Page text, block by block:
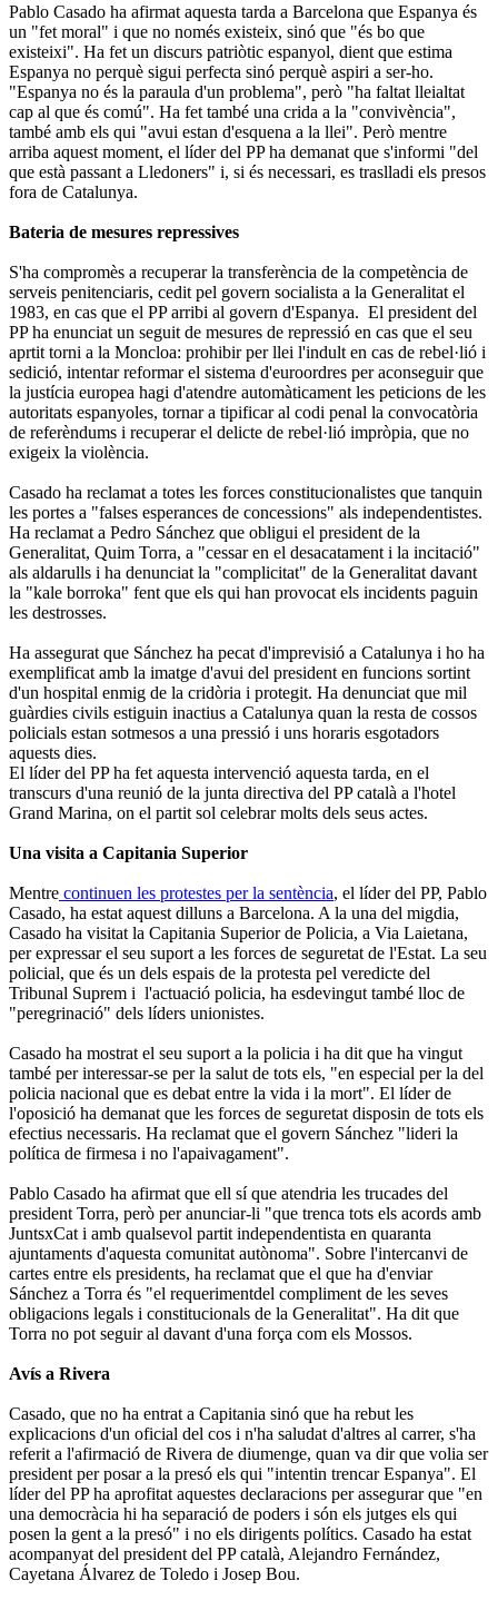
Pablo Casado ha afirmat aquesta tarda a Barcelona que Espanya és
un "fet moral" i que no només existeix, sinó que "és bo que
existeixi". Ha fet un discurs patriòtic espanyol, dient que estima
Espanya no perquè sigui perfecta sinó perquè aspiri a ser-ho.
"Espanya no és la paraula d'un problema", però "ha faltat lleialtat
cap al que és comú". Ha fet també una crida a la "convivència",
també amb els qui "avui estan d'esquena a la llei". Però mentre
arriba aquest moment, el líder del PP ha demanat que s'informi "del
que està passant a Lledoners" i, si és necessari, es traslladi els presos
fora de Catalunya.
Bateria de mesures repressives
S'ha compromès a recuperar la transferència de la competència de
serveis penitenciaris, cedit pel govern socialista a la Generalitat el
1983, en cas que el PP arribi al govern d'Espanya. El president del
PP ha enunciat un seguit de mesures de repressió en cas que el seu
aprtit torni a la Moncloa: prohibir per llei l'indult en cas de rebel·lió i
sedició, intentar reformar el sistema d'euroordres per aconseguir que
la justícia europea hagi d'atendre automàticament les peticions de les
autoritats espanyoles, tornar a tipificar al codi penal la convocatòria
de referèndums i recuperar el delicte de rebel·lió impròpia, que no
exigeix la violència.
Casado ha reclamat a totes les forces constitucionalistes que tanquin
les portes a "falses esperances de concessions" als independentistes.
Ha reclamat a Pedro Sánchez que obligui el president de la
Generalitat, Quim Torra, a "cessar en el desacatament i la incitació"
als aldarulls i ha denunciat la "complicitat" de la Generalitat davant
la "kale borroka" fent que els qui han provocat els incidents paguin
les destrosses.
Ha assegurat que Sánchez ha pecat d'imprevisió a Catalunya i ho ha
exemplificat amb la imatge d'avui del president en funcions sortint
d'un hospital enmig de la cridòria i protegit. Ha denunciat que mil
guàrdies civils estiguin inactius a Catalunya quan la resta de cossos
policials estan sotmesos a una pressió i uns horaris esgotadors
aquests dies.
El líder del PP ha fet aquesta intervenció aquesta tarda, en el
transcurs d'una reunió de la junta directiva del PP català a l'hotel
Grand Marina, on el partit sol celebrar molts dels seus actes.
Una visita a Capitania Superior
Mentre continuen les protestes per la sentència, el líder del PP, Pablo
Casado, ha estat aquest dilluns a Barcelona. A la una del migdia,
Casado ha visitat la Capitania Superior de Policia, a Via Laietana,
per expressar el seu suport a les forces de seguretat de l'Estat. La seu
policial, que és un dels espais de la protesta pel veredicte del
Tribunal Suprem i l'actuació policia, ha esdevingut també lloc de
"peregrinació" dels líders unionistes.
Casado ha mostrat el seu suport a la policia i ha dit que ha vingut
també per interessar-se per la salut de tots els, "en especial per la del
policia nacional que es debat entre la vida i la mort". El líder de
l'oposició ha demanat que les forces de seguretat disposin de tots els
efectius necessaris. Ha reclamat que el govern Sánchez "lideri la
política de firmesa i no l'apaivagament".
Pablo Casado ha afirmat que ell sí que atendria les trucades del
president Torra, però per anunciar-li "que trenca tots els acords amb
JuntsxCat i amb qualsevol partit independentista en quaranta
ajuntaments d'aquesta comunitat autònoma". Sobre l'intercanvi de
cartes entre els presidents, ha reclamat que el que ha d'enviar
Sánchez a Torra és "el requerimentdel compliment de les seves
obligacions legals i constitucionals de la Generalitat". Ha dit que
Torra no pot seguir al davant d'una força com els Mossos.
Avís a Rivera
Casado, que no ha entrat a Capitania sinó que ha rebut les
explicacions d'un oficial del cos i n'ha saludat d'altres al carrer, s'ha
referit a l'afirmació de Rivera de diumenge, quan va dir que volia ser
president per posar a la presó els qui "intentin trencar Espanya". El
líder del PP ha aprofitat aquestes declaracions per assegurar que "en
una democràcia hi ha separació de poders i són els jutges els qui
posen la gent a la presó" i no els dirigents polítics. Casado ha estat
acompanyat del president del PP català, Alejandro Fernández,
Cayetana Álvarez de Toledo i Josep Bou.